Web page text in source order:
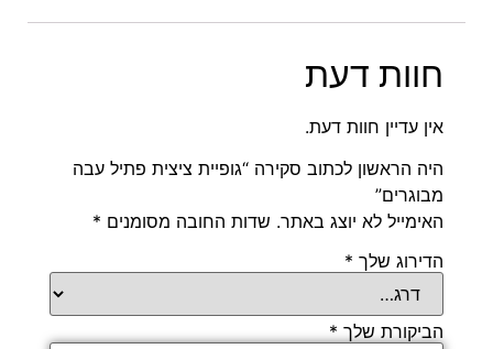
חוות דעת
אין עדיין חוות דעת.
היה הראשון לכתוב סקירה “גופיית ציצית פתיל עבה
מבוגרים”
האימייל לא יוצג באתר. שדות החובה מסומנים *
הדירוג שלך *
הביקורת שלך *